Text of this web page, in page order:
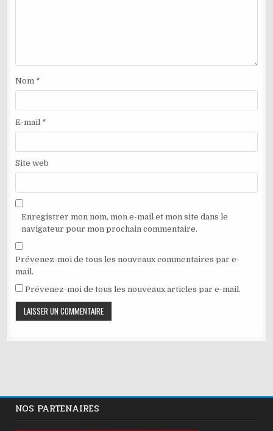
Nom *
E-mail *
Site web
Enregistrer mon nom, mon e-mail et mon site dans le
navigateur pour mon prochain commentaire.
Prévenez-moi de tous les nouveaux commentaires par e-
mail.
Prévenez-moi de tous les nouveaux articles par e-mail.
NOS PARTENAIRES